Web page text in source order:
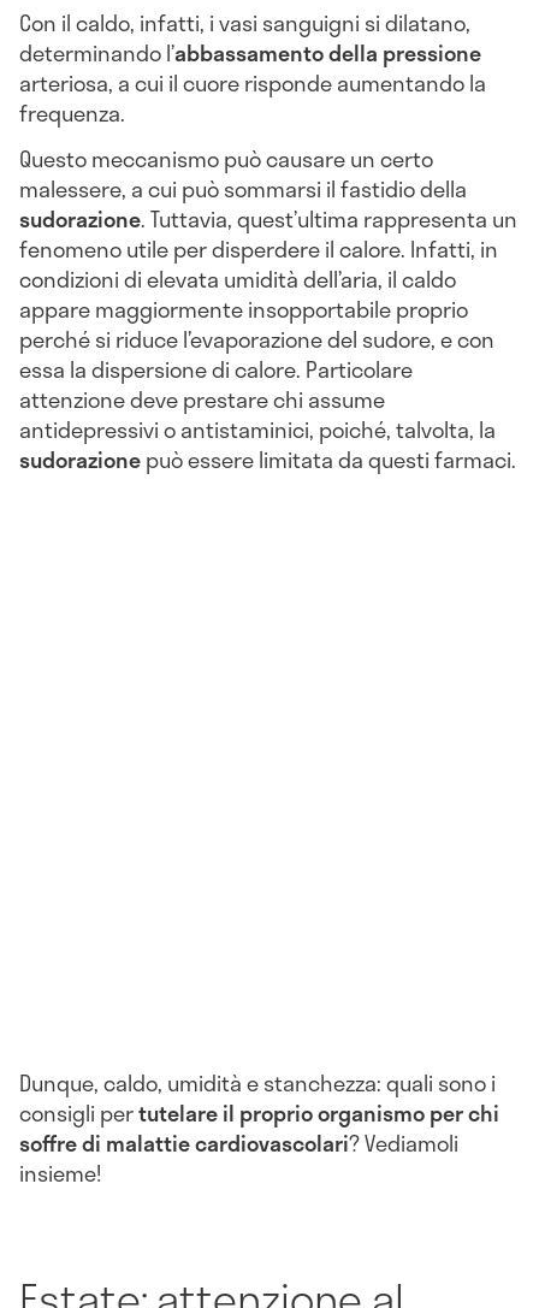
Con il caldo, infatti, i vasi sanguigni si dilatano,
determinando l’abbassamento della pressione
arteriosa, a cui il cuore risponde aumentando la
frequenza.
Questo meccanismo può causare un certo
malessere, a cui può sommarsi il fastidio della
sudorazione. Tuttavia, quest’ultima rappresenta un
fenomeno utile per disperdere il calore. Infatti, in
condizioni di elevata umidità dell’aria, il caldo
appare maggiormente insopportabile proprio
perché si riduce l’evaporazione del sudore, e con
essa la dispersione di calore. Particolare
attenzione deve prestare chi assume
antidepressivi o antistaminici, poiché, talvolta, la
sudorazionepuò essere limitata da questi farmaci.
Dunque, caldo, umidità e stanchezza: quali sono i
consigli pertutelare il proprio organismo per chi
soffre di malattie cardiovascolari? Vediamoli
insieme!